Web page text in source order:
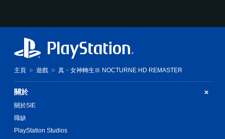
主頁 遊戲 真・女神轉生Ⅲ NOCTURNE HD REMASTER
關於
關於SIE
職缺
PlayStation Studios